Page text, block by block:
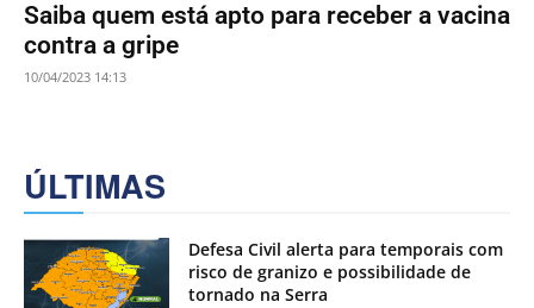
Saiba quem está apto para receber a vacina
contra a gripe
10/04/2023 14:13
ÚLTIMAS
Defesa Civil alerta para temporais com
risco de granizo e possibilidade de
tornado na Serra